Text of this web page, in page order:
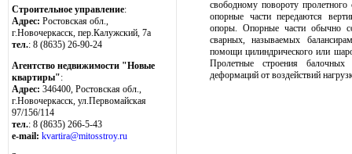
Строительное управление:
Адрес: Ростовская обл.,
г.Новочеркасск, пер.Калужский, 7а
тел.: 8 (8635) 26-90-24
Агентство недвижимости "Новые
квартиры":
Адрес: 346400, Ростовская обл.,
г.Новочеркасск, ул.Первомайская
97/156/114
тел.: 8 (8635) 266-5-43
e-mail: kvartira@mitosstroy.ru
свободному повороту
опорные части передаются
опоры. Опорные части обычно
сварных, называемых
помощи цилиндрического или
Пролетные строения
деформаций от воздействий